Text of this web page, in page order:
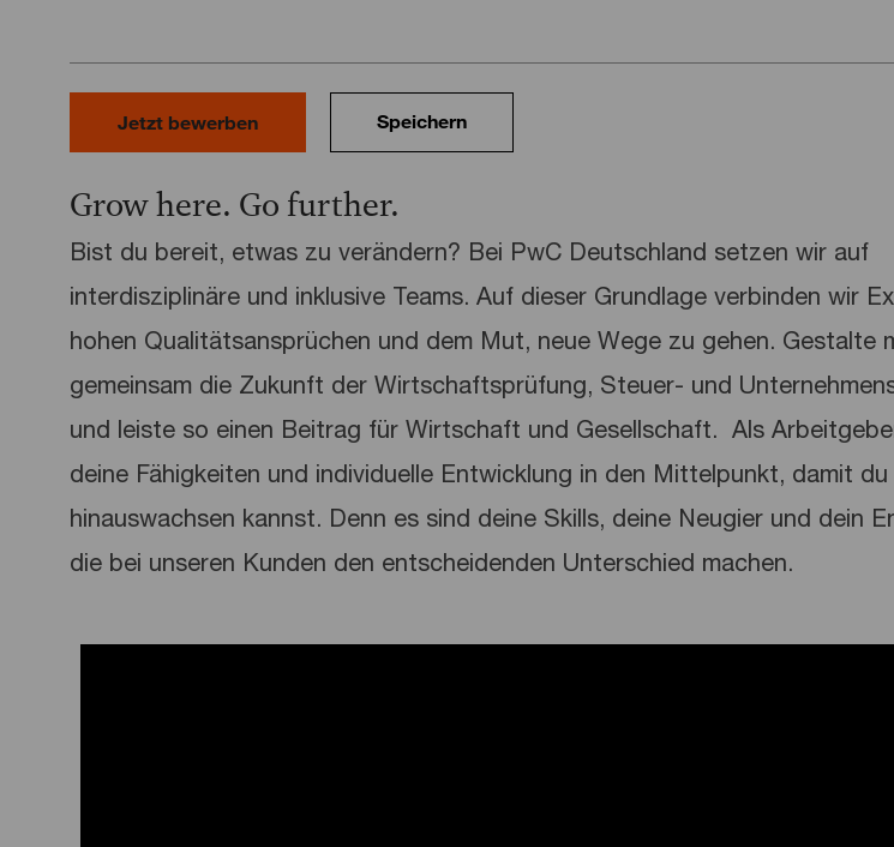
Jetzt bewerben Speichern
Grow here. Go further.
Bist du bereit, etwas zu verändern? Bei PwC Deutschland setzen wir auf
interdisziplinäre und inklusive Teams. Auf dieser Grundlage verbinden wir
hohen Qualitätsansprüchen und dem Mut, neue Wege zu gehen. Gestalte
gemeinsam die Zukunft der Wirtschaftsprüfung, Steuer- und
und leiste so einen Beitrag für Wirtschaft und Gesellschaft. ​ Als
deine Fähigkeiten und individuelle Entwicklung in den Mittelpunkt, damit
hinauswachsen kannst. Denn es sind deine Skills, deine Neugier und dein
die bei unseren Kunden den entscheidenden Unterschied machen.